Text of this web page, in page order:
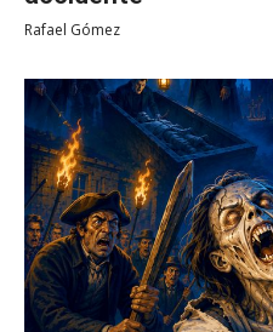
Rafael Gómez